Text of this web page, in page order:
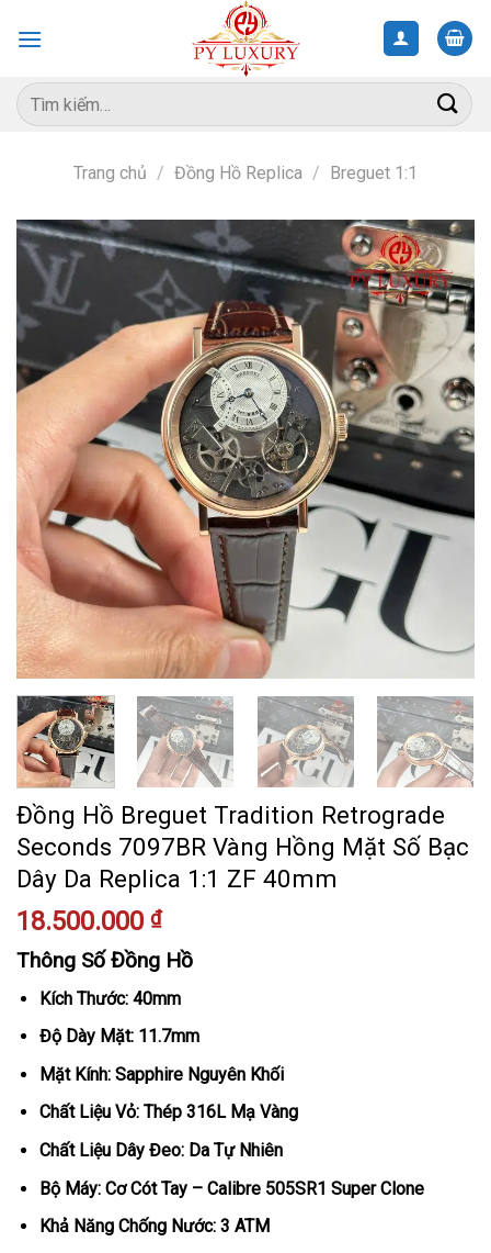
Tìm
kiếm:
Trang chủ / Đồng Hồ Replica / Breguet 1:1
Đồng Hồ Breguet Tradition Retrograde
Seconds 7097BR Vàng Hồng Mặt Số Bạc
Dây Da Replica 1:1 ZF 40mm
18.500.000 ₫
Thông Số Đồng Hồ
Kích Thước: 40mm
Độ Dày Mặt: 11.7mm
Mặt Kính: Sapphire Nguyên Khối
Chất Liệu Vỏ: Thép 316L Mạ Vàng
Chất Liệu Dây Đeo: Da Tự Nhiên
Bộ Máy: Cơ Cót Tay – Calibre 505SR1 Super Clone
Khả Năng Chống Nước: 3 ATM